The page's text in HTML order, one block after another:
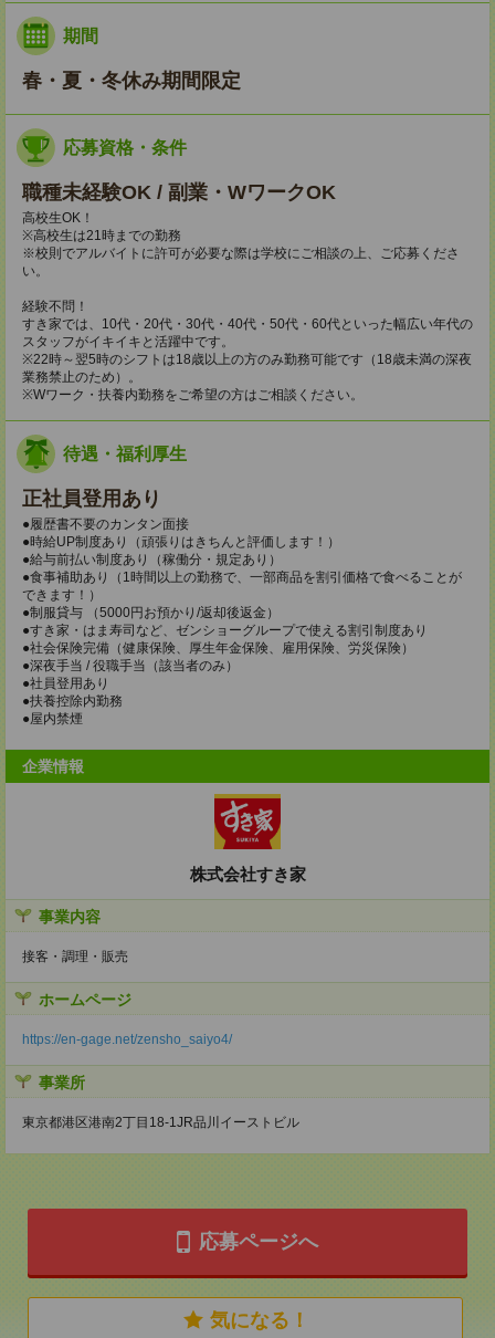
期間
春・夏・冬休み期間限定
応募資格・条件
職種未経験OK / 副業・WワークOK
高校生OK！
※高校生は21時までの勤務
※校則でアルバイトに許可が必要な際は学校にご相談の上、ご応募くださ
い。
経験不問！
すき家では、10代・20代・30代・40代・50代・60代といった幅広い年代の
スタッフがイキイキと活躍中です。
※22時～翌5時のシフトは18歳以上の方のみ勤務可能です（18歳未満の深夜
業務禁止のため）。
※Wワーク・扶養内勤務をご希望の方はご相談ください。
待遇・福利厚生
正社員登用あり
●履歴書不要のカンタン面接
●時給UP制度あり（頑張りはきちんと評価します！）
●給与前払い制度あり（稼働分・規定あり）
●食事補助あり（1時間以上の勤務で、一部商品を割引価格で食べることが
できます！）
●制服貸与 （5000円お預かり/返却後返金）
●すき家・はま寿司など、ゼンショーグループで使える割引制度あり
●社会保険完備（健康保険、厚生年金保険、雇用保険、労災保険）
●深夜手当 / 役職手当（該当者のみ）
●社員登用あり
●扶養控除内勤務
●屋内禁煙
企業情報
株式会社すき家
事業内容
接客・調理・販売
ホームページ
https://en-gage.net/zensho_saiyo4/
事業所
東京都港区港南2丁目18-1JR品川イーストビル
応募ページへ
気になる！